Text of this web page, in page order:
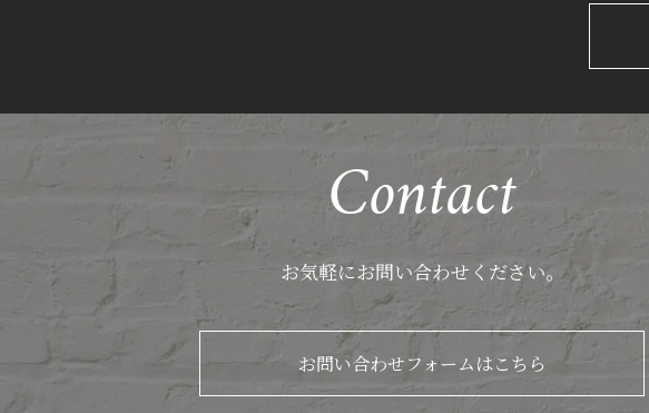
Contact
お気軽にお問い合わせください。
お問い合わせフォームはこちら